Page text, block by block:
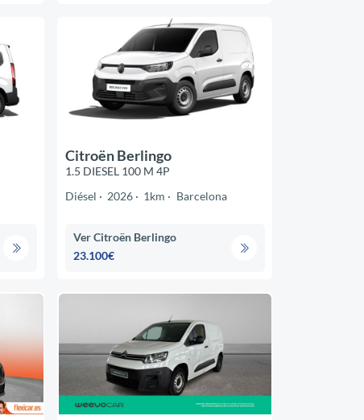
Citroën Berlingo
1.5 DIESEL 100 M 4P
Diésel
2026 1km Barcelona
Ver Citroën Berlingo
23.100€